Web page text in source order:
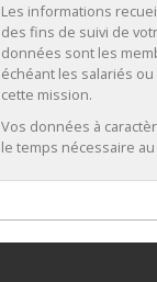
Les informations
des fins de suivi de
données sont les
échéant les salariés
cette mission.
Vos données à
le temps nécessaire